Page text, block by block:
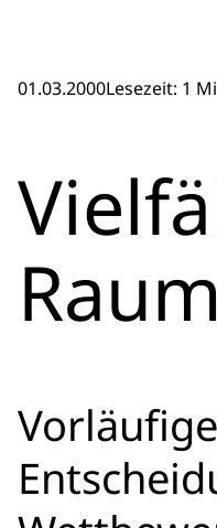
01.03.2000Lesezeit: 1
Vorläufige